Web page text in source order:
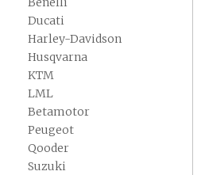
Ducati
Harley-Davidson
Husqvarna
KTM
LML
Betamotor
Peugeot
Qooder
Suzuki